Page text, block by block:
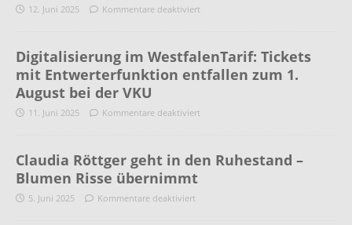
12. Juni 2025 Kommentare deaktiviert
Digitalisierung im WestfalenTarif: Tickets
mit Entwerterfunktion entfallen zum 1.
August bei der VKU
11. Juni 2025 Kommentare deaktiviert
Claudia Röttger geht in den Ruhestand –
Blumen Risse übernimmt
5. Juni 2025 Kommentare deaktiviert